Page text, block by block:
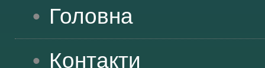
Головна
Контакти